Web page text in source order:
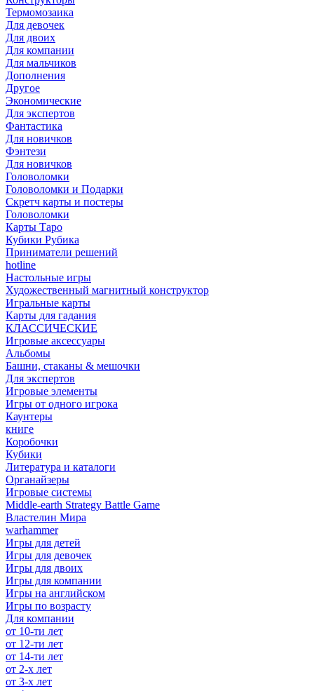
Термомозаика
Для девочек
Для двоих
Для компании
Для мальчиков
Дополнения
Другое
Экономические
Для экспертов
Фантастика
Для новичков
Фэнтези
Для новичков
Головоломки
Головоломки и Подарки
Cкретч карты и постеры
Головоломки
Карты Таро
Кубики Рубика
Приниматели решений
hotline
Настольные игры
Художественный магнитный конструктор
Игральные карты
Карты для гадания
КЛАССИЧЕСКИЕ
Игровые аксессуары
Альбомы
Башни, стаканы & мешочки
Для экспертов
Игровые элементы
Игры от одного игрока
Каунтеры
книге
Коробочки
Кубики
Литература и каталоги
Органайзеры
Игровые системы
Middle-earth Strategy Battle Game
Властелин Мира
warhammer
Игры для детей
Игры для девочек
Игры для двоих
Игры для компании
Игры на английском
Игры по возрасту
Для компании
от 10-ти лет
от 12-ти лет
от 14-ти лет
от 2-х лет
от 3-х лет